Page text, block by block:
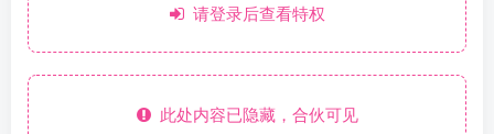
请登录后查看特权
此处内容已隐藏，合伙可见